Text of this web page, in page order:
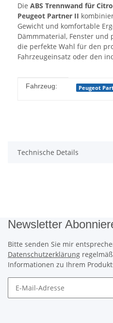
Die ABS Trennwand für
Peugeot Partner II
Gewicht und komfortable
Dämmmaterial, Fenster und
die perfekte Wahl für den
Fahrzeugeinsatz oder den
Produkteigenschaft
Wert
Fahrzeug: Peugeot
Technische Details
Newsletter
Bitte senden Sie mir
Datenschutzerklärung
Informationen zu Ihrem